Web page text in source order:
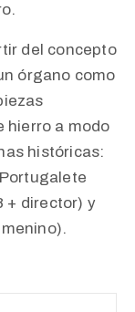
del concepto
órgano como
hierro a modo
históricas:
+ director) y